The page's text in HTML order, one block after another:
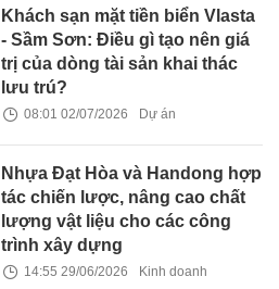
Khách sạn mặt tiền biển Vlasta
- Sầm Sơn: Điều gì tạo nên giá
trị của dòng tài sản khai thác
lưu trú?
08:01 02/07/2026 Dự án
Nhựa Đạt Hòa và Handong hợp
tác chiến lược, nâng cao chất
lượng vật liệu cho các công
trình xây dựng
14:55 29/06/2026 Kinh doanh